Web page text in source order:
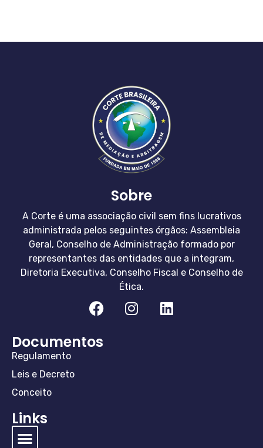
Sobre
A Corte é uma associação civil sem fins lucrativos
administrada pelos seguintes órgãos: Assembleia
Geral, Conselho de Administração formado por
representantes das entidades que a integram,
Diretoria Executiva, Conselho Fiscal e Conselho de
Ética.
Documentos
Regulamento
Leis e Decreto
Conceito
Links